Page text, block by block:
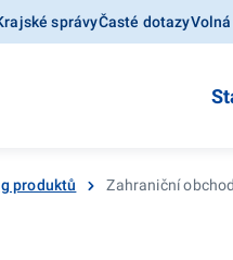
správyČasté dotazy
produktů Zahraniční